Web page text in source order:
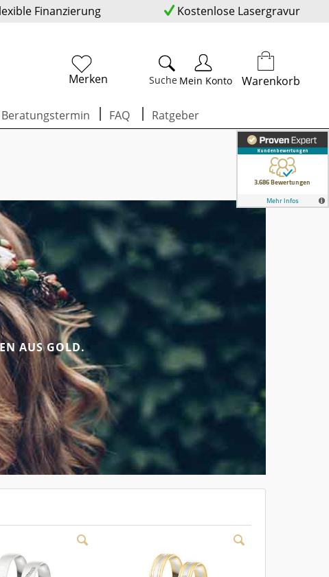
Finanzierung Kostenlose Lasergravur
Suche
Merken Mein Konto Warenkorb
Beratungstermin FAQ Ratgeber
AUS GOLD.